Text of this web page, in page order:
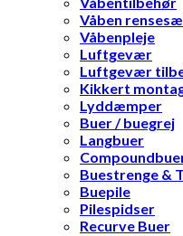
Våben
Våbenpleje
Luftgevær
Luftgevær
Kikkert
Lyddæmper
Buer / buegrej
Langbuer
Buestrenge &
Buepile
Pilespidser
Recurve Buer